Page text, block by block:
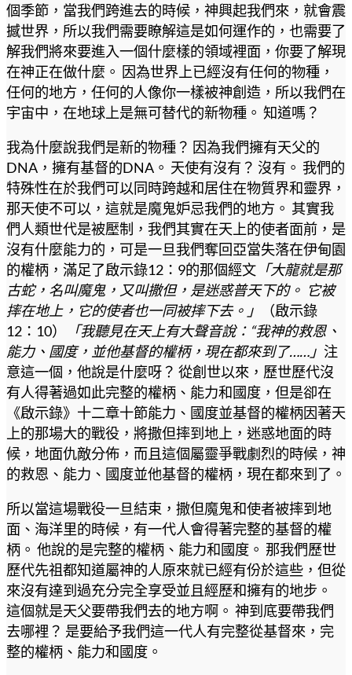
個季節，當我們跨進去的時候，神興起我們來，就會震
撼世界，所以我們需要瞭解這是如何運作的，也需要了
解我們將來要進入一個什麼樣的領域裡面，你要了解現
在神正在做什麼。 因為世界上已經沒有任何的物種，
任何的地方，任何的人像你一樣被神創造，所以我們在
宇宙中，在地球上是無可替代的新物種。 知道嗎？
我為什麼說我們是新的物種？ 因為我們擁有天父的
DNA，擁有基督的DNA。 天使有沒有？ 沒有。 我們的
特殊性在於我們可以同時跨越和居住在物質界和靈界，
那天使不可以，這就是魔鬼妒忌我們的地方。 其實我
們人類世代是被壓制，我們其實在天上的使者面前，是
沒有什麼能力的，可是一旦我們奪回亞當失落在伊甸園
的權柄，滿足了啟示錄12：9的那個經文 「大龍就是那
古蛇，名叫魔鬼，又叫撒但，是迷惑普天下的。 它被
摔在地上，它的使者也一同被摔下去。」
（啟示錄
12：10）
「我聽見在天上有大聲音說：“我神的救恩、
能力、國度，並他基督的權柄，現在都來到了……」 注
意這一個，他說是什麼呀？ 從創世以來，歷世歷代沒
有人得著過如此完整的權柄、能力和國度，但是卻在
《啟示錄》十二章十節能力、國度並基督的權柄因著天
上的那場大的戰役，將撒但摔到地上，迷惑地面的時
候，地面仇敵分佈，而且這個屬靈爭戰劇烈的時候，神
的救恩、能力、國度並他基督的權柄，現在都來到了。
所以當這場戰役一旦結束，撒但魔鬼和使者被摔到地
面、海洋里的時候，有一代人會得著完整的基督的權
柄。 他說的是完整的權柄、能力和國度。 那我們歷世
歷代先祖都知道屬神的人原來就已經有份於這些，但從
來沒有達到過充分完全享受並且經歷和擁有的地步。
這個就是天父要帶我們去的地方啊。 神到底要帶我們
去哪裡？ 是要給予我們這一代人有完整從基督來，完
整的權柄、能力和國度。